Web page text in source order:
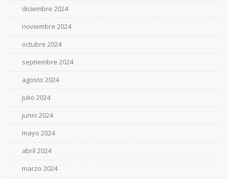
diciembre 2024
noviembre 2024
octubre 2024
septiembre 2024
agosto 2024
julio 2024
junio 2024
mayo 2024
abril 2024
marzo 2024